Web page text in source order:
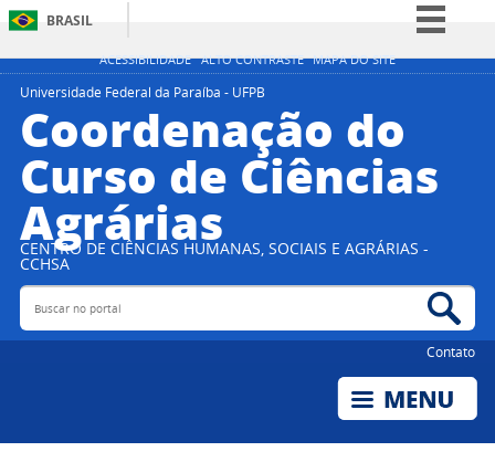
ACESSIBILIDADE ALTO CONTRASTE MAPA DO SITE
BRASIL
Simplifique!
Participe
Acesso à informação
Legislação
Universidade Federal da Paraíba - UFPB
Coordenação do
Curso de Ciências
Agrárias
CENTRO DE CIÊNCIAS HUMANAS, SOCIAIS E AGRÁRIAS -
CCHSA
Buscar no portal
Contato